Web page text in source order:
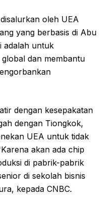
oleh UEA
yang berbasis di Abu
adalah untuk
dan membantu
dengan kesepakatan
dengan Tiongkok,
UEA untuk tidak
akan ada chip
di pabrik-pabrik
di sekolah bisnis
kepada CNBC.